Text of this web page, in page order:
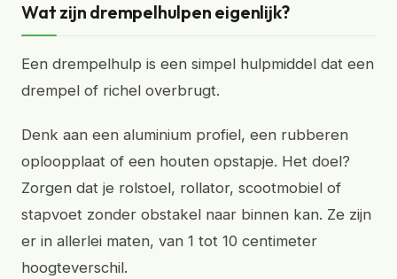
Wat zijn drempelhulpen eigenlijk?
Een drempelhulp is een simpel hulpmiddel dat een
drempel of richel overbrugt.
Denk aan een aluminium profiel, een rubberen
oploopplaat of een houten opstapje. Het doel?
Zorgen dat je rolstoel, rollator, scootmobiel of
stapvoet zonder obstakel naar binnen kan. Ze zijn
er in allerlei maten, van 1 tot 10 centimeter
hoogteverschil.